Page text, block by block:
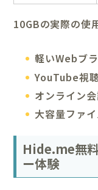
10GBの実際の使
軽いWebブ
YouTube視
オンライン
大容量ファ
Hide.me無
ー体験